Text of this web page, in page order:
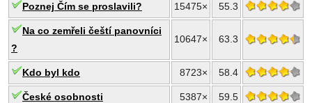
Poznej Čím se proslavili? 15475× 55.3
Na co zemřeli čeští panovníci
?
10647× 63.3
Kdo byl kdo 8723× 58.4
České osobnosti 5387× 59.5